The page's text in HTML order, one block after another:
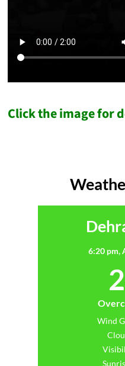
Click the image for
6:20 pm,
Wind